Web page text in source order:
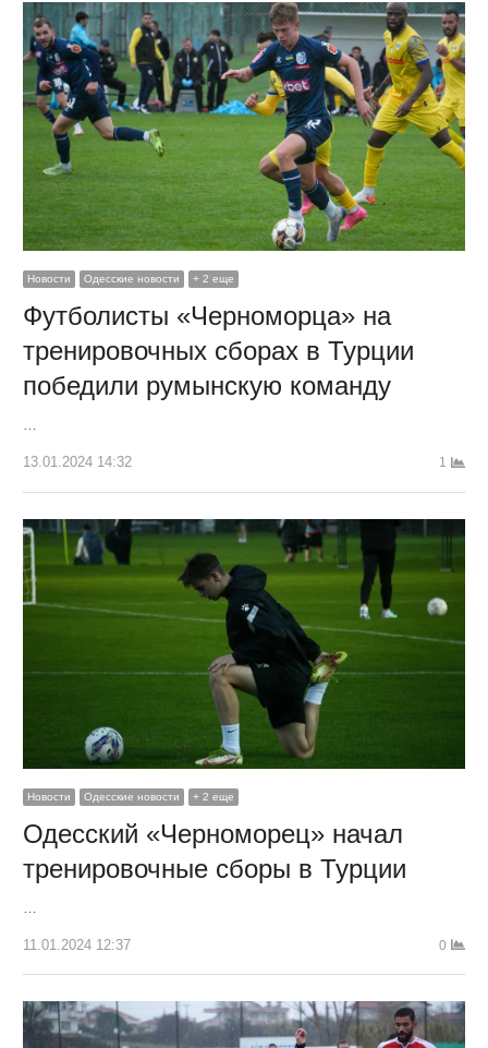
Новости Одесские новости + 2 еще
Футболисты «Черноморца» на
тренировочных сборах в Турции
победили румынскую команду
…
13.01.2024 14:32 1
Новости Одесские новости + 2 еще
Одесский «Черноморец» начал
тренировочные сборы в Турции
11.01.2024 12:37 0